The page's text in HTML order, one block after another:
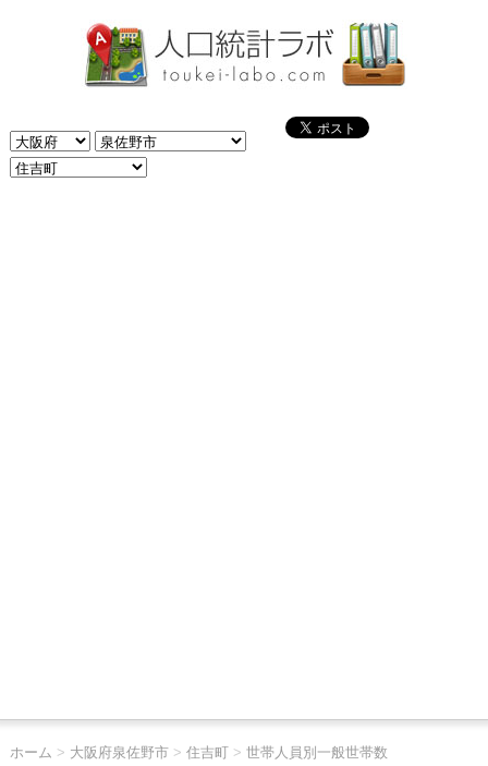
ホーム > 大阪府泉佐野市> 住吉町> 世帯人員別一般世帯数